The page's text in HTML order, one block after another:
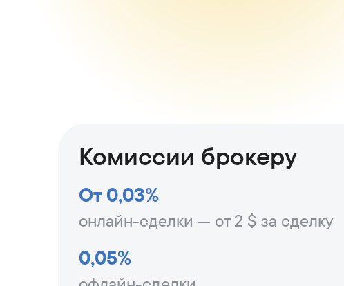
Комиссии брокеру
От 0,03%
онлайн-сделки — от 2 $ за сделку
0,05%